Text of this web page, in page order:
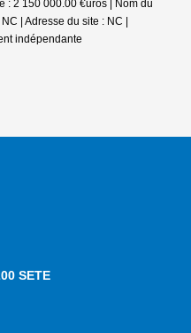
: 2 150 000.00 €uros | Nom du
| Adresse du site : NC |
indépendante
SETE